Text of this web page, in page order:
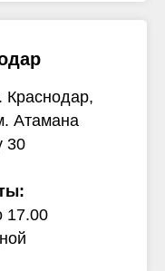
Краснодар,
Атамана
30
17.00